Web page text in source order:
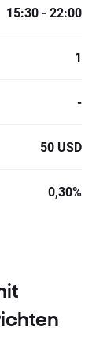
15:30 - 22:00
1
-
50 USD
0,30%